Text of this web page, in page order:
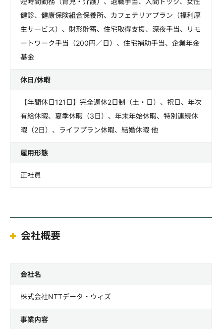
健診、健康保険組合保養所、カフェテリアプラン（福利厚
生サービス）、財形貯蓄、住宅取得支援、深夜手当、リモ
ートワーク手当（200円／日）、住宅補助手当、企業年金
基金
休日/休暇
【年間休日121日】完全週休2日制（土・日）、祝日、年次
有給休暇、夏季休暇（3日）、年末年始休暇、特別連続休
暇（2日）、ライフプラン休暇、結婚休暇 他
雇用形態
正社員
会社概要
会社名
株式会社NTTデータ・ウィズ
事業内容